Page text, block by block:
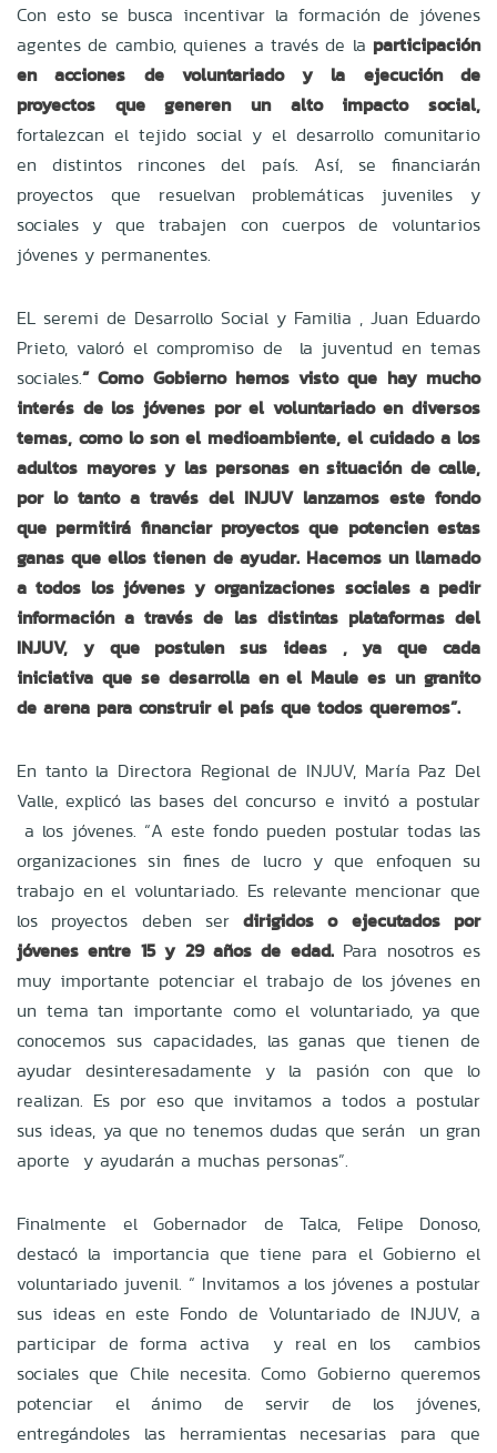
Con esto se busca incentivar la formación de jóvenes
agentes de cambio, quienes a través de la participación
en acciones de voluntariado y la ejecución de
proyectos que generen un alto impacto social,
fortalezcan el tejido social y el desarrollo comunitario
en distintos rincones del país. Así, se financiarán
proyectos que resuelvan problemáticas juveniles y
sociales y que trabajen con cuerpos de voluntarios
jóvenes y permanentes.
EL seremi de Desarrollo Social y Familia , Juan Eduardo
Prieto, valoró el compromiso de la juventud en temas
sociales.“ Como Gobierno hemos visto que hay mucho
interés de los jóvenes por el voluntariado en diversos
temas, como lo son el medioambiente, el cuidado a los
adultos mayores y las personas en situación de calle,
por lo tanto a través del INJUV lanzamos este fondo
que permitirá financiar proyectos que potencien estas
ganas que ellos tienen de ayudar. Hacemos un llamado
a todos los jóvenes y organizaciones sociales a pedir
información a través de las distintas plataformas del
INJUV, y que postulen sus ideas , ya que cada
iniciativa que se desarrolla en el Maule es un granito
de arena para construir el país que todos queremos”.
En tanto la Directora Regional de INJUV, María Paz Del
Valle, explicó las bases del concurso e invitó a postular
a los jóvenes. “A este fondo pueden postular todas las
organizaciones sin fines de lucro y que enfoquen su
trabajo en el voluntariado. Es relevante mencionar que
los proyectos deben serdirigidos o ejecutados por
jóvenes entre 15 y 29 años de edad.Para nosotros es
muy importante potenciar el trabajo de los jóvenes en
un tema tan importante como el voluntariado, ya que
conocemos sus capacidades, las ganas que tienen de
ayudar desinteresadamente y la pasión con que lo
realizan. Es por eso que invitamos a todos a postular
sus ideas, ya que no tenemos dudas que serán un gran
aporte y ayudarán a muchas personas”.
Finalmente el Gobernador de Talca, Felipe Donoso,
destacó la importancia que tiene para el Gobierno el
voluntariado juvenil. “ Invitamos a los jóvenes a postular
sus ideas en este Fondo de Voluntariado de INJUV, a
participar de forma activa y real en los cambios
sociales que Chile necesita. Como Gobierno queremos
potenciar el ánimo de servir de los jóvenes,
entregándoles las herramientas necesarias para que